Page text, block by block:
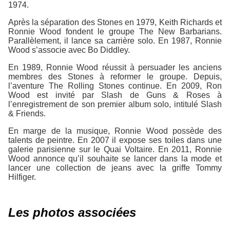
1974.
Après la séparation des Stones en 1979, Keith Richards et
Ronnie Wood fondent le groupe The New Barbarians.
Parallèlement, il lance sa carrière solo. En 1987, Ronnie
Wood s’associe avec Bo Diddley.
En 1989, Ronnie Wood réussit à persuader les anciens
membres des Stones à reformer le groupe. Depuis,
l’aventure The Rolling Stones continue. En 2009, Ron
Wood est invité par Slash de Guns & Roses à
l’enregistrement de son premier album solo, intitulé Slash
& Friends.
En marge de la musique, Ronnie Wood possède des
talents de peintre. En 2007 il expose ses toiles dans une
galerie parisienne sur le Quai Voltaire. En 2011, Ronnie
Wood annonce qu’il souhaite se lancer dans la mode et
lancer une collection de jeans avec la griffe Tommy
Hilfiger.
Les photos associées